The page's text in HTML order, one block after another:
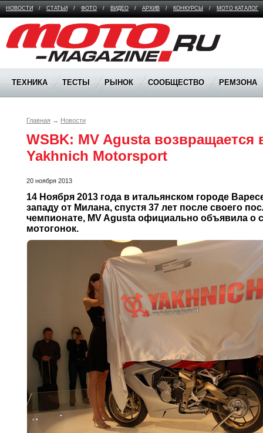
НОВОСТИ / СТАТЬИ / ФОТО / ВИДЕО / АРХИВ / КОНКУРСЫ / МОТО КАТАЛОГ
Moto Magazine
ТЕХНИКА ТЕСТЫ РЫНОК СООБЩЕСТВО РЕМЗОНА
Главная → Новости
WSBK: MV Agusta возвращается
Yakhnich Motorsport
20 ноября 2013
14 Ноября 2013 года в итальянском городе
западу от Милана, спустя 37 лет после своего
чемпионате, MV Agusta официально объявила о
мотогонок.